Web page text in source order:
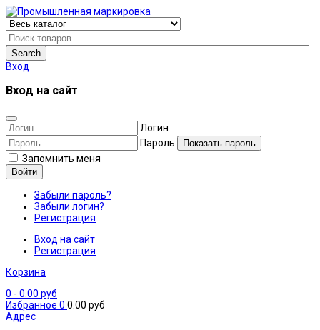
Search
Вход
Вход на сайт
Логин
Пароль
Показать пароль
Запомнить меня
Войти
Забыли пароль?
Забыли логин?
Регистрация
Вход на сайт
Регистрация
Корзина
0 - 0.00 руб
Избранное 0 0.00 руб
Адрес